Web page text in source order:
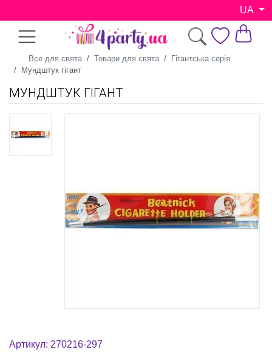
UA
Все для свята Товари для свята
Гігантська серія
Мундштук гігант
МУНДШТУК ГІГАНТ
Артикул: 270216-297